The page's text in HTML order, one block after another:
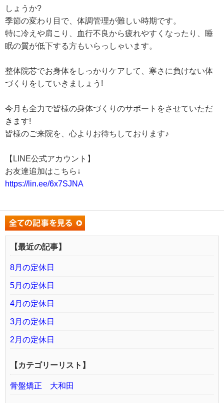
しょうか?
季節の変わり目で、体調管理が難しい時期です。
特に冷えや肩こり、血行不良から疲れやすくなったり、睡
眠の質が低下する方もいらっしゃいます。
整体院芯でお身体をしっかりケアして、寒さに負けない体
づくりをしていきましょう!
今月も全力で皆様の身体づくりのサポートをさせていただ
きます!
皆様のご来院を、心よりお待ちしております♪
【LINE公式アカウント】
お友達追加はこちら↓
https://lin.ee/6x7SJNA
【最近の記事】
8月の定休日
5月の定休日
4月の定休日
3月の定休日
2月の定休日
【カテゴリーリスト】
骨盤矯正 大和田